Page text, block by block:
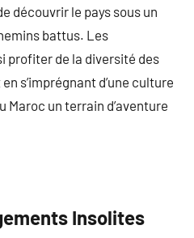
découvrir le pays sous un
battus. Les
profiter de la diversité des
s’imprégnant d’une culture
un terrain d’aventure
Insolites